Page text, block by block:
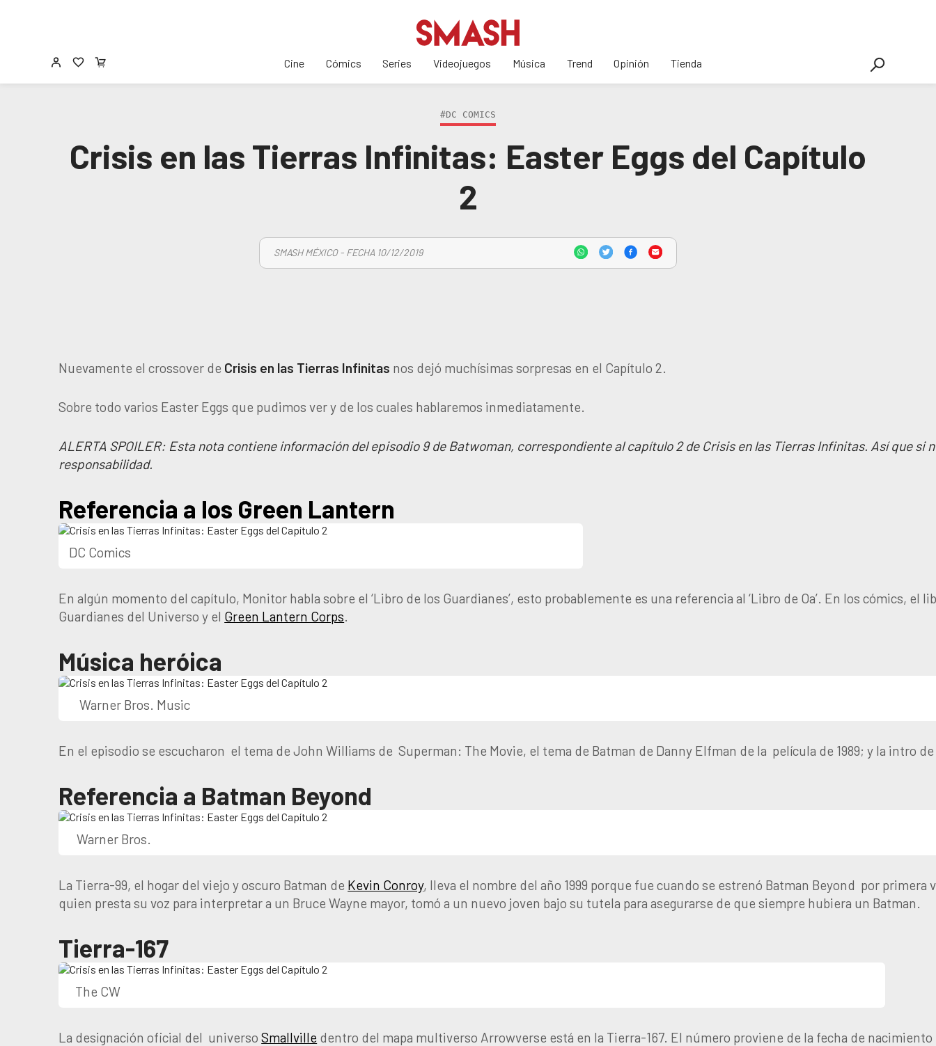
Cine Cómics Series Videojuegos Música Trend Opinión Tienda
#DC COMICS
Crisis en las Tierras Infinitas: Easter Eggs del Capítulo
2
SMASH MÉXICO - FECHA 10/12/2019
Nuevamente el crossover de Crisis en las Tierras Infinitas nos dejó muchísimas sorpresas en el Capítulo 2.
Sobre todo varios Easter Eggs que pudimos ver y de los cuales hablaremos inmediatamente.
ALERTA SPOILER: Esta nota contiene información del episodio 9 de Batwoman, correspondiente al capítulo 2 de Crisis en las Tierras Infinitas. Así que si
responsabilidad.
Referencia a los Green Lantern
DC Comics
En algún momento del capítulo, Monitor habla sobre el ‘Libro de los Guardianes’, esto probablemente es una referencia al ‘Libro de Oa’. En los cómics, el
Guardianes del Universo y el Green Lantern Corps.
Música heróica
Warner Bros. Music
En el episodio se escucharon el tema de John Williams de Superman: The Movie, el tema de Batman de Danny Elfman de la película de 1989; y la intro
Referencia a Batman Beyond
Warner Bros.
La Tierra-99, el hogar del viejo y oscuro Batman de Kevin Conroy, lleva el nombre del año 1999 porque fue cuando se estrenó Batman Beyond por primera
quien presta su voz para interpretar a un Bruce Wayne mayor, tomó a un nuevo joven bajo su tutela para asegurarse de que siempre hubiera un Batman.
Tierra-167
The CW
La designación oficial del universoSmallville dentro del mapa multiverso Arrowverse está en la Tierra-167. El número proviene de la fecha de